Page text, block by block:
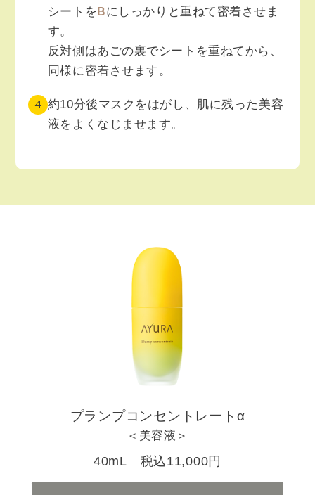
シートを Bにしっかりと重ねて密着させま
す。
反対側はあごの裏でシートを重ねてから、
同様に密着させます。
4 約10分後マスクをはがし、肌に残った美容
液をよくなじませます。
プランプコンセントレートα
＜美容液＞
40mL 税込11,000円